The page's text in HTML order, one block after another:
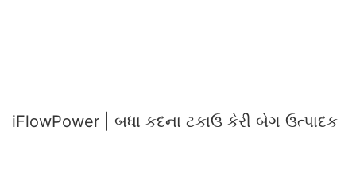
iFlowPower | બધા કદના ટકાઉ કેરી બેગ ઉત્પાદક